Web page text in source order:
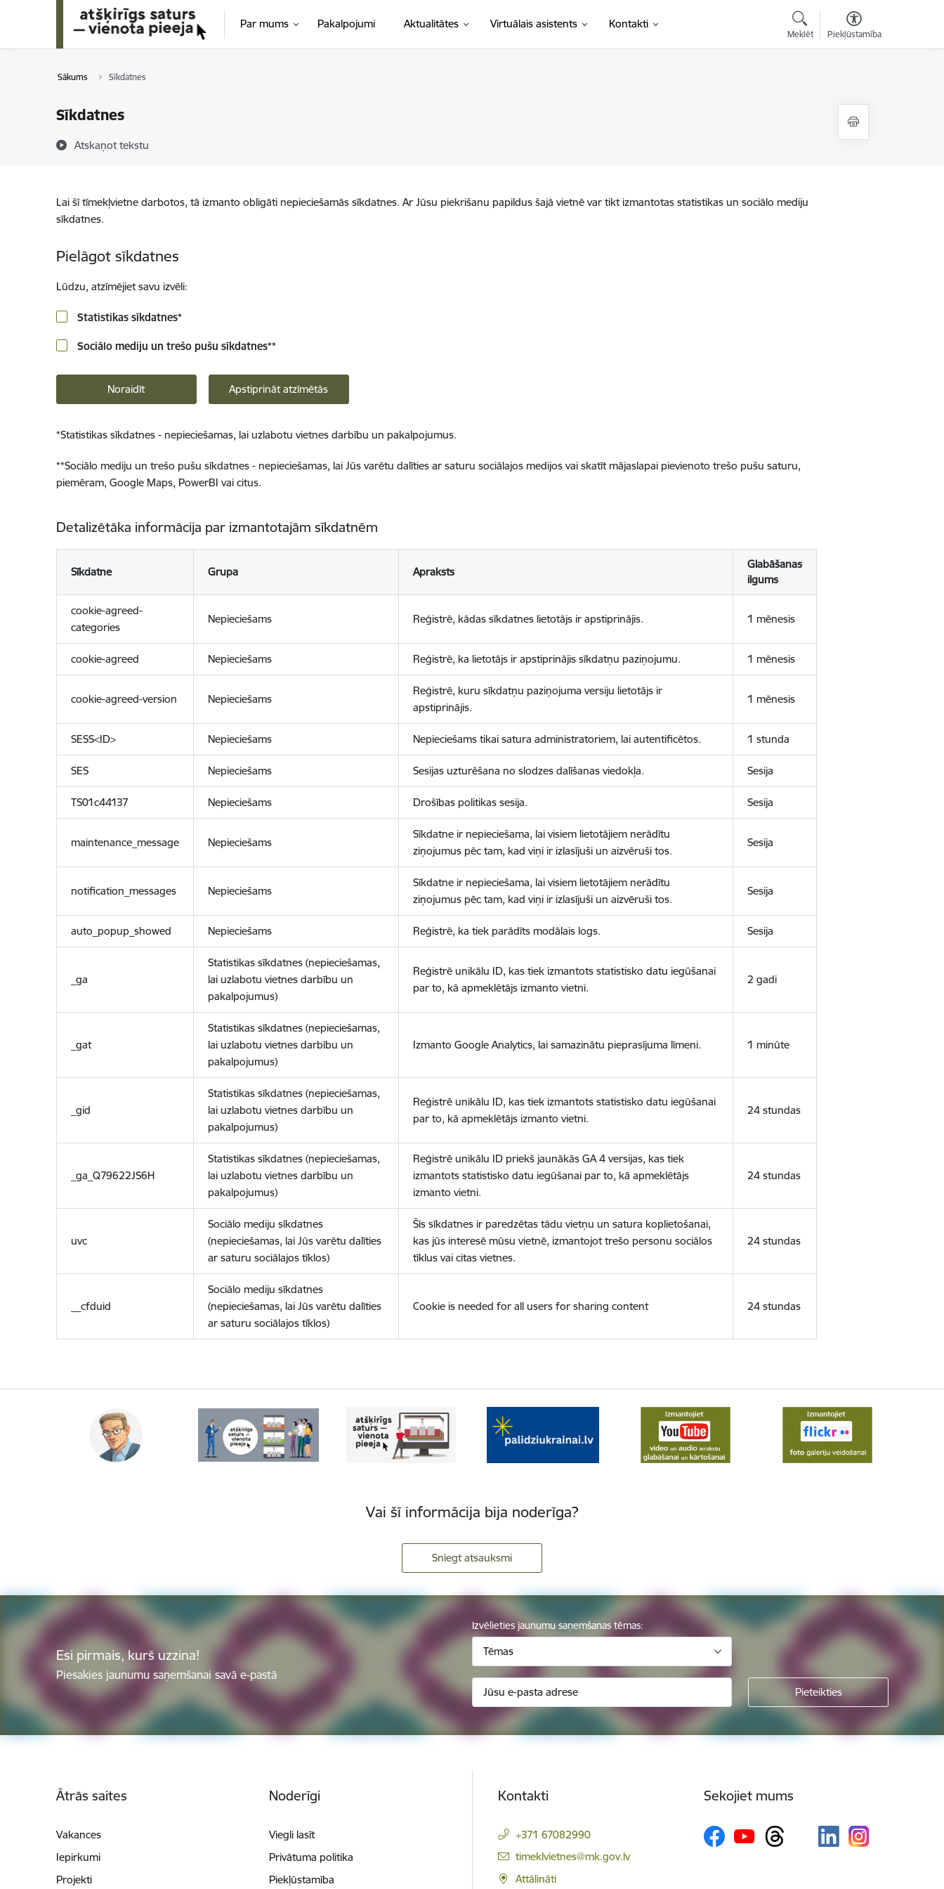
Pāriet uz lapas saturu
Par mums Pakalpojumi Aktualitātes Virtuālais asistents Kontakti
Meklēt Piekļūstamība
Sākums Sīkdatnes
Sīkdatnes
Atskaņot tekstu
Lai šī tīmekļvietne darbotos, tā izmanto obligāti nepieciešamās sīkdatnes. Ar Jūsu piekrišanu papildus šajā vietnē var tikt izmantotas statistikas un sociālo mediju
sīkdatnes.
Pielāgot sīkdatnes
Lūdzu, atzīmējiet savu izvēli:
Statistikas sīkdatnes*
Sociālo mediju un trešo pušu sīkdatnes**
Noraidīt Apstiprināt atzīmētās
*Statistikas sīkdatnes - nepieciešamas, lai uzlabotu vietnes darbību un pakalpojumus.
**Sociālo mediju un trešo pušu sīkdatnes - nepieciešamas, lai Jūs varētu dalīties ar saturu sociālajos medijos vai skatīt mājaslapai pievienoto trešo pušu saturu,
piemēram, Google Maps, PowerBI vai citus.
Detalizētāka informācija par izmantotajām sīkdatnēm
Sīkdatne Grupa Apraksts
Glabāšanas
ilgums
cookie-agreed-
categories
Nepieciešams Reģistrē, kādas sīkdatnes lietotājs ir apstiprinājis. 1 mēnesis
cookie-agreed Nepieciešams Reģistrē, ka lietotājs ir apstiprinājis sīkdatņu paziņojumu. 1 mēnesis
cookie-agreed-version Nepieciešams
Reģistrē, kuru sīkdatņu paziņojuma versiju lietotājs ir
apstiprinājis.
1 mēnesis
SESS<ID> Nepieciešams Nepieciešams tikai satura administratoriem, lai autentificētos. 1 stunda
SES Nepieciešams Sesijas uzturēšana no slodzes dalīšanas viedokļa. Sesija
TS01c44137 Nepieciešams Drošības politikas sesija. Sesija
maintenance_message Nepieciešams
Sīkdatne ir nepieciešama, lai visiem lietotājiem nerādītu
ziņojumus pēc tam, kad viņi ir izlasījuši un aizvēruši tos.
Sesija
notification_messages Nepieciešams
Sīkdatne ir nepieciešama, lai visiem lietotājiem nerādītu
ziņojumus pēc tam, kad viņi ir izlasījuši un aizvēruši tos.
Sesija
auto_popup_showed Nepieciešams Reģistrē, ka tiek parādīts modālais logs. Sesija
_ga
Statistikas sīkdatnes (nepieciešamas,
lai uzlabotu vietnes darbību un
pakalpojumus)
Reģistrē unikālu ID, kas tiek izmantots statistisko datu iegūšanai
par to, kā apmeklētājs izmanto vietni.
2 gadi
_gat
Statistikas sīkdatnes (nepieciešamas,
lai uzlabotu vietnes darbību un
pakalpojumus)
Izmanto Google Analytics, lai samazinātu pieprasījuma līmeni. 1 minūte
_gid
Statistikas sīkdatnes (nepieciešamas,
lai uzlabotu vietnes darbību un
pakalpojumus)
Reģistrē unikālu ID, kas tiek izmantots statistisko datu iegūšanai
par to, kā apmeklētājs izmanto vietni.
24 stundas
_ga_Q79622JS6H
Statistikas sīkdatnes (nepieciešamas,
lai uzlabotu vietnes darbību un
pakalpojumus)
Reģistrē unikālu ID priekš jaunākās GA 4 versijas, kas tiek
izmantots statistisko datu iegūšanai par to, kā apmeklētājs
izmanto vietni.
24 stundas
uvc
Sociālo mediju sīkdatnes
(nepieciešamas, lai Jūs varētu dalīties
ar saturu sociālajos tīklos)
Šīs sīkdatnes ir paredzētas tādu vietņu un satura koplietošanai,
kas jūs interesē mūsu vietnē, izmantojot trešo personu sociālos
tīklus vai citas vietnes.
24 stundas
__cfduid
Sociālo mediju sīkdatnes
(nepieciešamas, lai Jūs varētu dalīties
ar saturu sociālajos tīklos)
Cookie is needed for all users for sharing content 24 stundas
Vai šī informācija bija noderīga?
Sniegt atsauksmi
Esi pirmais, kurš uzzina!
Piesakies jaunumu saņemšanai savā e-pastā
Izvēlieties jaunumu saņemšanas tēmas:
Tēmas
Ātrās saites
Vakances
Iepirkumi
Projekti
Noderīgi
Viegli lasīt
Privātuma politika
Piekļūstamība
Kontakti
+371 67082990
E-pasts:
timeklvietnes@mk.gov.lv
Attālināti
Sekojiet mums